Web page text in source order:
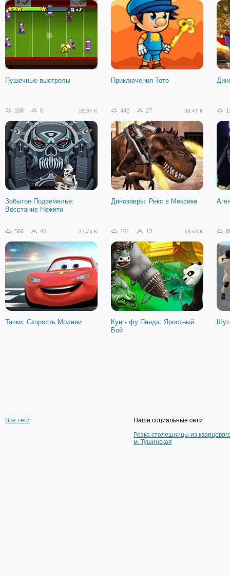
Пушечные выстрелы Приключения Тото
108 6 18.57 K
Забытое Подземелье:
Восстание Нежити
442 27 36.47 K
Динозавры: Рекс в Мексике
566 46 37.75 K
Тачки: Скорость Молнии
161 13 13.68 K
Кунг- фу Панда: Яростный
Бой
Все теги
Наши социальные сети
Резка столешницы из
м. Тушинская